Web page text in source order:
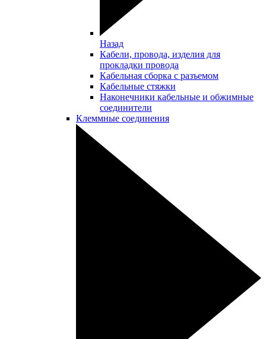
Назад
Кабели, провода, изделия для
прокладки провода
Кабельная сборка с разъемом
Кабельные стяжки
Наконечники кабельные и обжимные
соединители
Клеммные соединения